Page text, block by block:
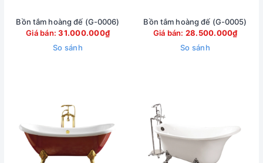
Bồn tắm hoàng đế (G-0006)
Giá bán:31.000.000₫
So sánh
Bồn tắm hoàng đế (G-0005)
Giá bán: 28.500.000₫
So sánh